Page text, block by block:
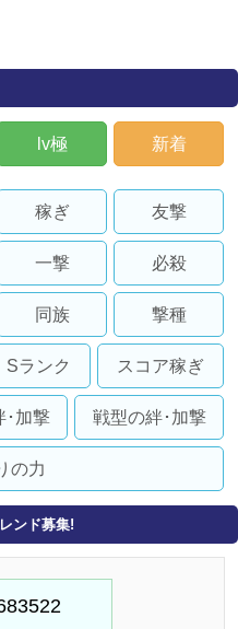
lv極 新着
稼ぎ 友撃
一撃 必殺
同族 撃種
Sランク スコア稼ぎ
･加撃 戦型の絆･加撃
の力
ンド募集!